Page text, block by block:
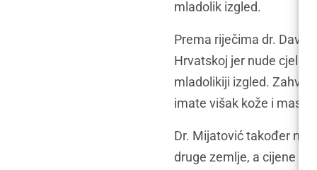
mladolik izgled.
Prema riječima dr.
Hrvatskoj jer nude
mladolikiji izgled.
imate višak kože i
Dr. Mijatović također
druge zemlje, a cijene